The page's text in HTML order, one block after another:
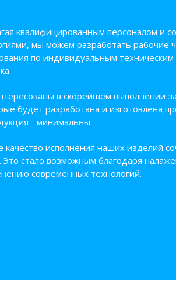
квалифицированным персоналом и
мы можем разработать рабочие
по индивидуальным
в скорейшем выполнении
будет разработана и изготовлена
- минимальны.
качество исполнения наших изделий
стало возможным благодаря
современных технологий.